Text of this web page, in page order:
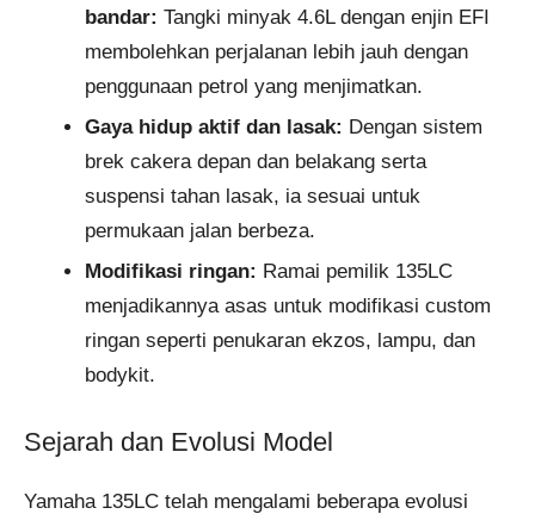
bandar: Tangki minyak 4.6L dengan enjin EFI
membolehkan perjalanan lebih jauh dengan
penggunaan petrol yang menjimatkan.
Gaya hidup aktif dan lasak: Dengan sistem
brek cakera depan dan belakang serta
suspensi tahan lasak, ia sesuai untuk
permukaan jalan berbeza.
Modifikasi ringan: Ramai pemilik 135LC
menjadikannya asas untuk modifikasi custom
ringan seperti penukaran ekzos, lampu, dan
bodykit.
Sejarah dan Evolusi Model
Yamaha 135LC telah mengalami beberapa evolusi